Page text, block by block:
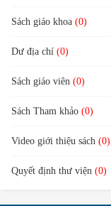
Sách giáo khoa (0)
Dư địa chí (0)
Sách giáo viên (0)
Sách Tham khảo (0)
Video giới thiệu sách (0)
Quyết định thư viện (0)